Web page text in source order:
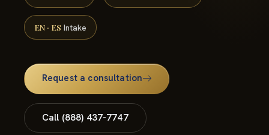
EN · ES Intake
Request a consultation
Call (888) 437-7747